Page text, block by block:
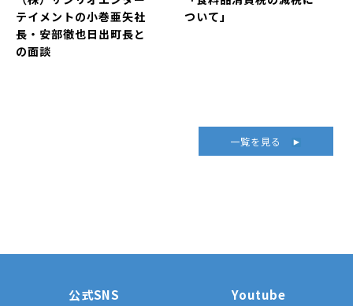
テイメントの小巻亜矢社
長・安部徹也日出町長と
の面談
ついて」
一覧を見る
公式SNS Youtube